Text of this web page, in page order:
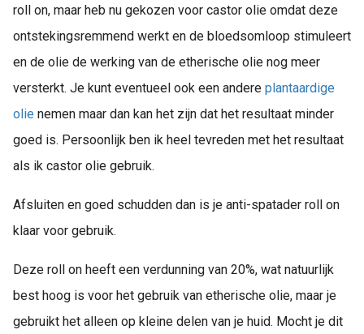
roll on, maar heb nu gekozen voor castor olie omdat deze
ontstekingsremmend werkt en de bloedsomloop stimuleert
en de olie de werking van de etherische olie nog meer
versterkt. Je kunt eventueel ook een andere plantaardige
olie nemen maar dan kan het zijn dat het resultaat minder
goed is. Persoonlijk ben ik heel tevreden met het resultaat
als ik castor olie gebruik.
Afsluiten en goed schudden dan is je anti-spatader roll on
klaar voor gebruik.
Deze roll on heeft een verdunning van 20%, wat natuurlijk
best hoog is voor het gebruik van etherische olie, maar je
gebruikt het alleen op kleine delen van je huid. Mocht je dit